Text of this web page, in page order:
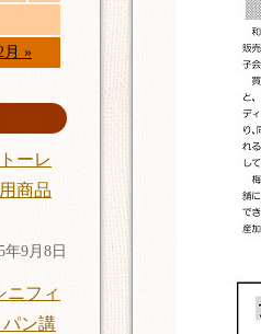
月 »
ーレ
商品
年9月8日
ニフィ
パン講